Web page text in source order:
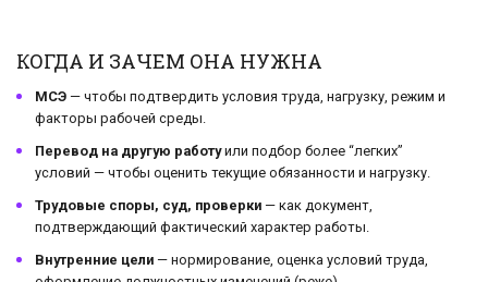
КОГДА И ЗАЧЕМ ОНА НУЖНА
МСЭ — чтобы подтвердить условия труда, нагрузку, режим и
факторы рабочей среды.
Перевод на другую работуили подбор более “легких”
условий — чтобы оценить текущие обязанности и нагрузку.
Трудовые споры, суд, проверки — как документ,
подтверждающий фактический характер работы.
Внутренние цели — нормирование, оценка условий труда,